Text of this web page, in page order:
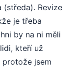
(středa). Revize
je třeba
by na ni měli
kteří už
protože jsem